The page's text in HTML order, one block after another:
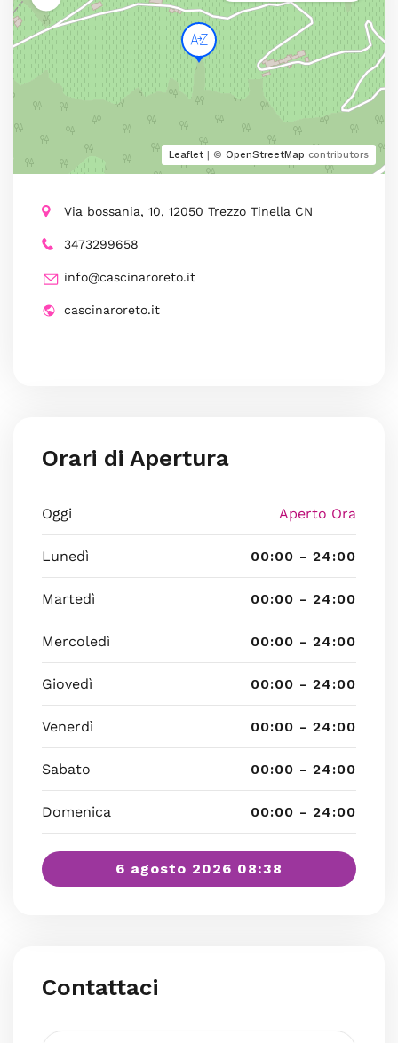
Leaflet | © OpenStreetMap contributors
Via bossania, 10, 12050 Trezzo Tinella CN
3473299658
info@cascinaroreto.it
cascinaroreto.it
Orari di Apertura
Oggi Aperto Ora
Lunedì 00:00 - 24:00
Martedì 00:00 - 24:00
Mercoledì 00:00 - 24:00
Giovedì 00:00 - 24:00
Venerdì 00:00 - 24:00
Sabato 00:00 - 24:00
Domenica 00:00 - 24:00
6 agosto 2026 08:38
Contattaci